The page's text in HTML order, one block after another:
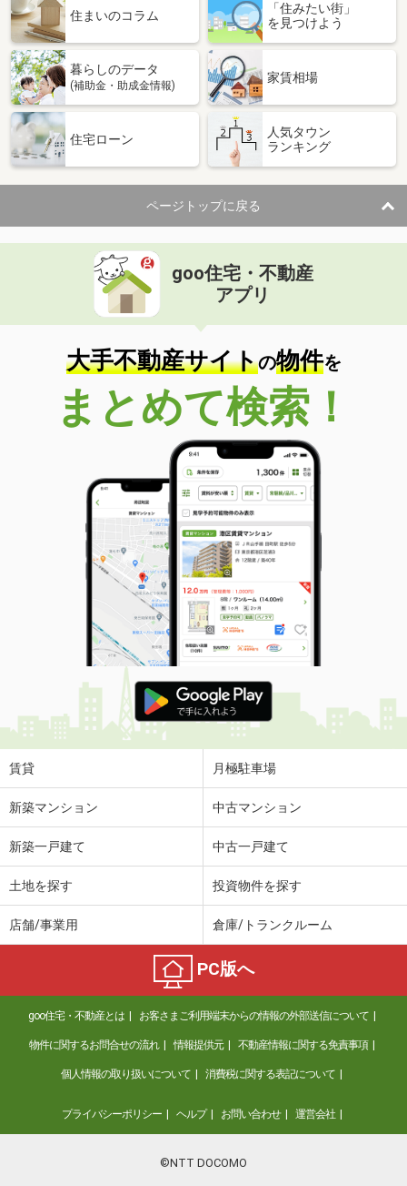
住まいのコラム
「住みたい街」
を見つけよう
暮らしのデータ
(補助金・助成金情報)
家賃相場
住宅ローン
人気タウン
ランキング
ページトップに戻る
goo住宅・不動産
アプリ
大手不動産サイトの物件を
まとめて検索！
賃貸 月極駐車場
新築マンション 中古マンション
新築一戸建て 中古一戸建て
土地を探す 投資物件を探す
店舗/事業用 倉庫/トランクルーム
PC版へ
goo住宅・不動産とは お客さまご利用端末からの情報の外部送信について
物件に関するお問合せの流れ 情報提供元 不動産情報に関する免責事項
個人情報の取り扱いについて 消費税に関する表記について
プライバシーポリシー ヘルプ お問い合わせ 運営会社
©NTT DOCOMO